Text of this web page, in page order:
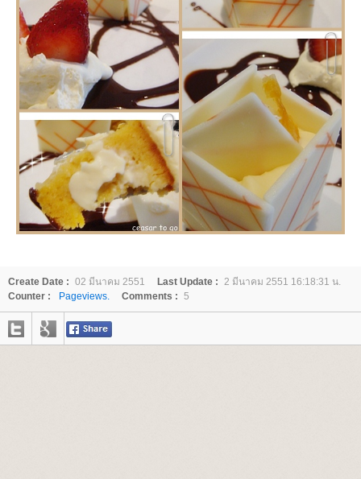
Create Date : 02 มีนาคม 2551 Last Update : 2 มีนาคม 2551 16:18:31 น.
Counter :
Pageviews. Comments : 5